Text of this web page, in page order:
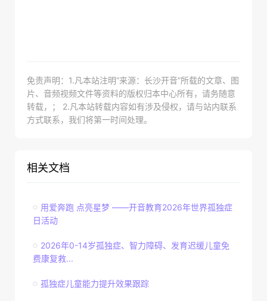
免责声明：1.凡本站注明“来源：长沙开音”所载的文章、图
片、音频视频文件等资料的版权归本中心所有，请务随意
转载，； 2.凡本站转载内容如有涉及侵权，请与站内联系
方式联系，我们将第一时间处理。
相关文档
用爱奔跑 点亮星梦 ——开音教育2026年世界孤独症
日活动
2026年0-14岁孤独症、智力障碍、发育迟缓儿童免
费康复救...
孤独症儿童能力提升效果跟踪